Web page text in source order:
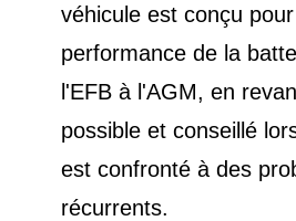
véhicule est conçu
performance de la
l'EFB à l'AGM, en
possible et conseillé
est confronté à des
récurrents.